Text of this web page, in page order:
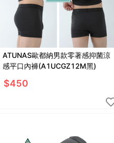
ATUNAS歐都納男款零著感抑菌涼
感平口內褲(A1UCGZ12M黑)
$450